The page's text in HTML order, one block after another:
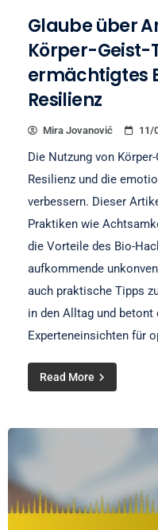
Glaube über
Körper-Geist-
ermächtigtes
Resilienz
Mira Jovanović 11/
Die Nutzung von
Resilienz und die
verbessern. Dieser
Praktiken wie
die Vorteile des Bio-
aufkommende
auch praktische Tipps
in den Alltag und betont
Experteneinsichten für
Read More